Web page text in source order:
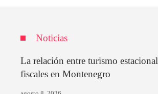
Noticias
La relación entre turismo
fiscales en Montenegro